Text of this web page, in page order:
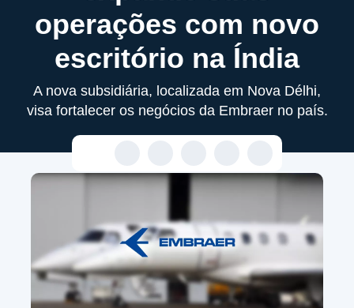
operações com novo
escritório na Índia
A nova subsidiária, localizada em Nova Délhi,
visa fortalecer os negócios da Embraer no país.